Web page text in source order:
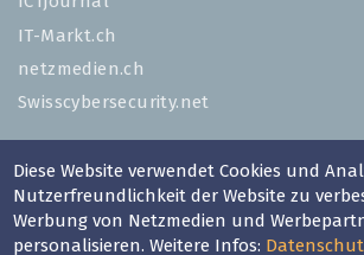
IT-Markt.ch
netzmedien.ch
Swisscybersecurity.net
Impressum
AGB
Diese Website verwendet Cookies und
Nutzerfreundlichkeit der Website zu
Werbung von Netzmedien und
personalisieren. Weitere Infos: